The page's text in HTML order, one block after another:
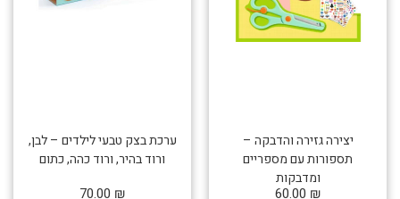
יצירה גזירה והדבקה –
תספורות עם מספריים
ומדבקות
60.00 ₪
ערכת בצק טבעי לילדים – לבן,
ורוד בהיר, ורוד כהה, כתום
70.00 ₪